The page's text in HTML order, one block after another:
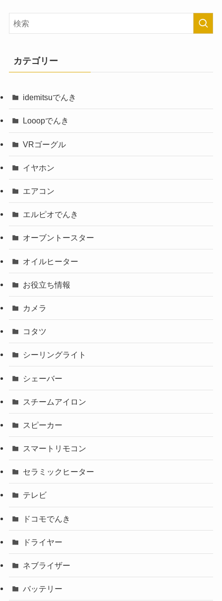
カテゴリー
idemitsuでんき
Looopでんき
VRゴーグル
イヤホン
エアコン
エルピオでんき
オーブントースター
オイルヒーター
お役立ち情報
カメラ
コタツ
シーリングライト
シェーバー
スチームアイロン
スピーカー
スマートリモコン
セラミックヒーター
テレビ
ドコモでんき
ドライヤー
ネブライザー
バッテリー